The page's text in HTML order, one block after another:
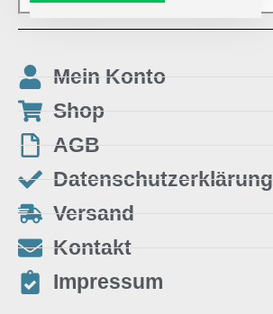
Mein Konto
Shop
AGB
Datenschutzerklärung
Versand
Kontakt
Impressum